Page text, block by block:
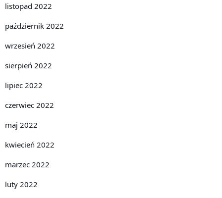
listopad 2022
październik 2022
wrzesień 2022
sierpień 2022
lipiec 2022
czerwiec 2022
maj 2022
kwiecień 2022
marzec 2022
luty 2022